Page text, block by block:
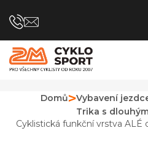
na
Domů Vybavení
Trika s
Cyklistická funkční vrstva ALÉ